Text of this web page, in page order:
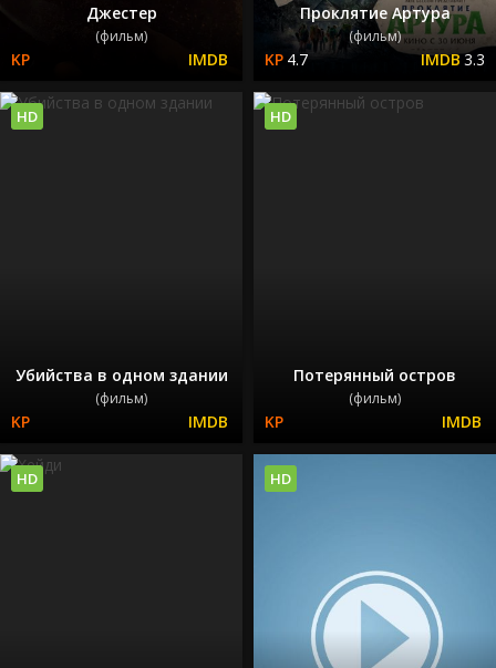
Джестер
(фильм)
Проклятие Артура
(фильм)
4.7 3.3
Убийства в одном здании
(фильм)
HD
Потерянный остров
(фильм)
HD
HD HD